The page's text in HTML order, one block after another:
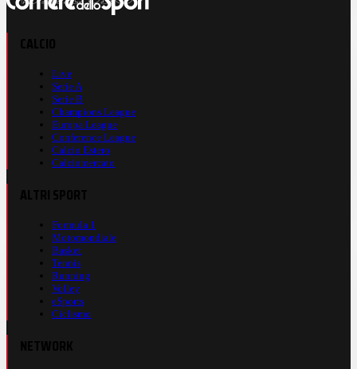
Live
Serie A
Serie B
Champions League
Europa League
Conference League
Calcio Estero
Calciomercato
Formula 1
Motomondiale
Basket
Tennis
Running
Volley
eSports
Ciclismo